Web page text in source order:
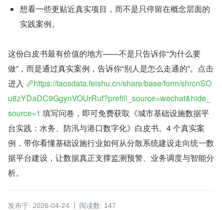
想看一些更贴近真实项目，而不是只停留在概念层面的
实践案例。
这份白皮书最有价值的地方——不是只告诉你“为什么要
做”，而是通过真实案例，告诉你“别人是怎么走通的”。点击
进入
https://taosdata.feishu.cn/share/base/form/shrcnSO
u8zYDaDC9GgynVOUrRuf?prefill_source=wechat&hide_
source=1 填写问卷，即可免费获取《城市基础设施数据平
台实践：水务、防汛与港口数字化》白皮书。4 个真实案
例，带你看懂基础设施行业如何从分散系统建设走向统一数
据平台建设，让数据真正支撑监测预警、业务调度与智能分
析。
发布于: 2026-04-24 阅读数: 147